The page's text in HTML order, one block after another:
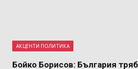
АКЦЕНТИ ПОЛИТИКА
Бойко Борисов: България